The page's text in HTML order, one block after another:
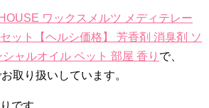
ワックスメルツ メディテレー
ット【ヘルシ価格】 芳香剤 消臭剤 ソ
ャルオイル ペット 部屋 香り で、
取り扱いしています。
です。